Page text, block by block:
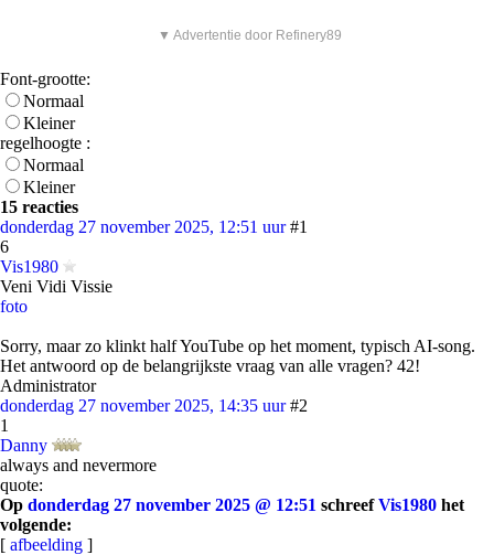
▼ Advertentie door Refinery89
Font-grootte:
Normaal
Kleiner
regelhoogte :
Normaal
Kleiner
15 reacties
donderdag 27 november 2025, 12:51 uur #1
6
Vis1980
Veni Vidi Vissie
foto
Sorry, maar zo klinkt half YouTube op het moment, typisch AI-song.
Het antwoord op de belangrijkste vraag van alle vragen? 42!
Administrator
donderdag 27 november 2025, 14:35 uur #2
1
Danny
always and nevermore
quote:
Op donderdag 27 november 2025 @ 12:51 schreefVis1980 het
volgende:
[ afbeelding ]